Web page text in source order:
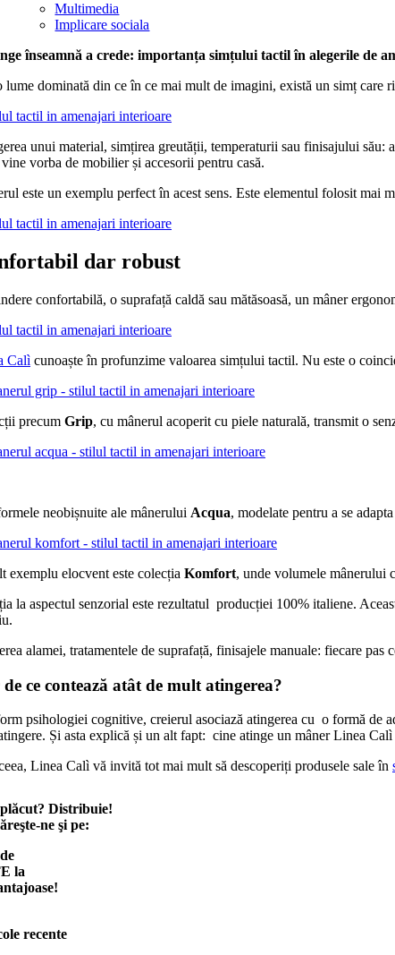
Multimedia
Implicare sociala
înseamnă a crede: importanța simțului tactil în alegerile de
lume dominată din ce în ce mai mult de imagini, există un simț care
unui material, simțirea greutății, temperaturii sau finisajului său:
vorba de mobilier și accesorii pentru casă.
este un exemplu perfect în acest sens. Este elementul folosit
dar robust
confortabilă, o suprafață caldă sau mătăsoasă, un mâner
Calì cunoaște în profunzime valoarea simțului tactil. Nu este o
precum Grip, cu mânerul acoperit cu piele naturală, transmit o
neobișnuite ale mânerului Acqua, modelate pentru a se
exemplu elocvent este colecția Komfort, unde volumele mânerului
la aspectul senzorial este rezultatul producției 100% italiene.
alamei, tratamentele de suprafață, finisajele manuale: fiecare
ce contează atât de mult atingerea?
psihologiei cognitive, creierul asociază atingerea cu o formă de
Și asta explică și un alt fapt: cine atinge un mâner Linea
Linea Calì vă invită tot mai mult să descoperiți produsele sale în
Distribuie!
ne şi pe:
la
recente